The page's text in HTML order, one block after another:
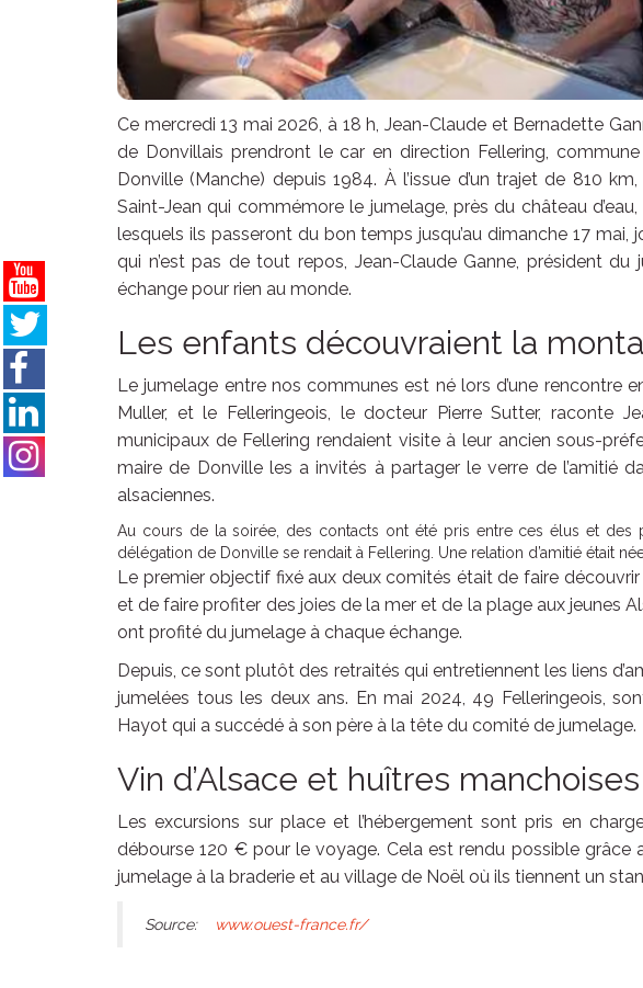
Ce mercredi 13 mai 2026, à 18 h, Jean-Claude et Bernadette
de Donvillais prendront le car en direction Fellering,
Donville (Manche) depuis 1984. À l’issue d’un trajet de 810
Saint-Jean qui commémore le jumelage, près du château
lesquels ils passeront du bon temps jusqu’au dimanche 17
qui n’est pas de tout repos, Jean-Claude Ganne, président
échange pour rien au monde.
Les enfants découvraient la
Le jumelage entre nos communes est né lors d’une rencontre
Muller, et le Felleringeois, le docteur Pierre Sutter, raconte
municipaux de Fellering rendaient visite à leur ancien sous-
maire de Donville les a invités à partager le verre de l’amitié
alsaciennes.
Au cours de la soirée, des contacts ont été pris entre ces élus et des
délégation de Donville se rendait à Fellering. Une relation d’amitié était
Le premier objectif fixé aux deux comités était de faire
et de faire profiter des joies de la mer et de la plage aux jeunes
ont profité du jumelage à chaque échange.
Depuis, ce sont plutôt des retraités qui entretiennent les liens
jumelées tous les deux ans. En mai 2024, 49 Felleringeois,
Hayot qui a succédé à son père à la tête du comité de jumelage.
Vin d’Alsace et huîtres manchoises
Les excursions sur place et l’hébergement sont pris en
débourse 120 € pour le voyage. Cela est rendu possible
jumelage à la braderie et au village de Noël où ils tiennent un
Source: www.ouest-france.fr/